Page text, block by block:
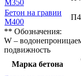
М350
Бетон на гравии
М400
П4
** Обозначения:
W –
подвижность
Марка бетона